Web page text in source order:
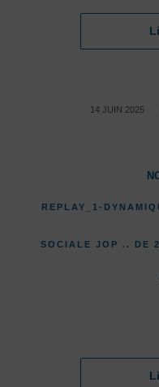
14 JUIN 2025
/
REPLAY_1-
SOCIALE JOP .. DE